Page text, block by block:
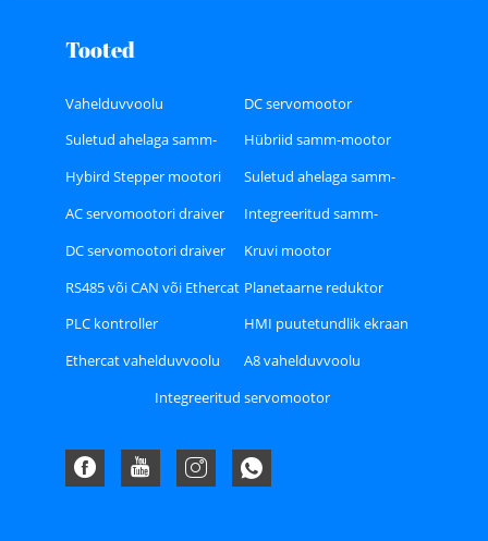
Tooted
Vahelduvvoolu
servomootor
DC servomootor
Suletud ahelaga samm-
mootor
Hübriid samm-mootor
Hybird Stepper mootori
juht
Suletud ahelaga samm-
mootori draiver
AC servomootori draiver
Integreeritud samm-
mootor
DC servomootori draiver
Kruvi mootor
RS485 või CAN või Ethercat
Bus tüüpi Stepper Driver
Planetaarne reduktor
PLC kontroller
HMI puutetundlik ekraan
Ethercat vahelduvvoolu
servomootori draiveri
A8 vahelduvvoolu
servomootori draiveri
Integreeritud servomootor